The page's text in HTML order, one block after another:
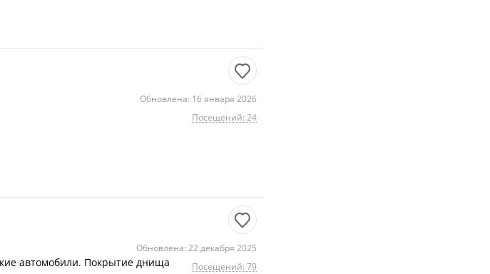
Обновлена: 16 января 2026
Посещений: 24
Обновлена: 22 декабря 2025
Посещений: 79
автомобили. Покрытие днища